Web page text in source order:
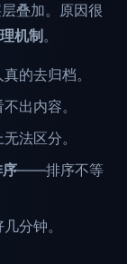
叠加。原因很
机制 。
的去归档。
出内容。
无法区分。
——排序不等
分钟。